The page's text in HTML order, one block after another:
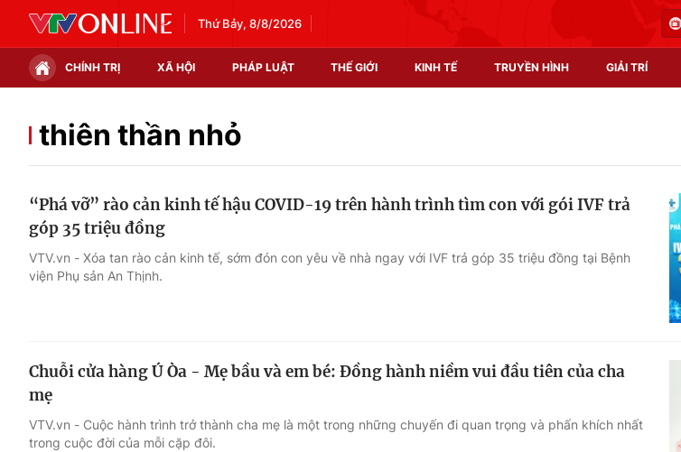
Thứ Bảy, 8/8/2026
CHÍNH TRỊ XÃ HỘI PHÁP LUẬT THẾ GIỚI KINH TẾ TRUYỀN HÌNH GIẢI TRÍ
Chính trị
Tin tức
Thế giới đó đây
Thị trường
Hậu trường
Giải sao mai
thiên thần nhỏ
“Phá vỡ” rào cản kinh tế hậu COVID-19 trên hành trình tìm con với gói IVF trả
góp 35 triệu đồng
VTV.vn - Xóa tan rào cản kinh tế, sớm đón con yêu về nhà ngay với IVF trả góp 35 triệu đồng tại Bệnh
viện Phụ sản An Thịnh.
Chuỗi cửa hàng Ú Òa - Mẹ bầu và em bé: Đồng hành niềm vui đầu tiên của cha
mẹ
VTV.vn - Cuộc hành trình trở thành cha mẹ là một trong những chuyến đi quan trọng và phấn khích nhất
trong cuộc đời của mỗi cặp đôi.